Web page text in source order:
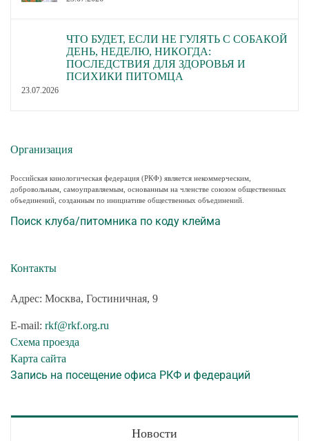
ЧТО БУДЕТ, ЕСЛИ НЕ ГУЛЯТЬ С СОБАКОЙ
ДЕНЬ, НЕДЕЛЮ, НИКОГДА:
ПОСЛЕДСТВИЯ ДЛЯ ЗДОРОВЬЯ И
ПСИХИКИ ПИТОМЦА
23.07.2026
Организация
Российская кинологическая федерация (РКФ) является некоммерческим,
добровольным, самоуправляемым, основанным на членстве союзом общественных
объединений, созданным по инициативе общественных объединений.
Поиск клуба/питомника по коду клейма
Контакты
Адрес: Москва, Гостиничная, 9
E-mail: rkf@rkf.org.ru
Схема проезда
Карта сайта
Запись на посещение офиса РКФ и федераций
Новости